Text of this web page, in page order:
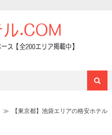
≫
【東京都】池袋エリアの格安ホテル